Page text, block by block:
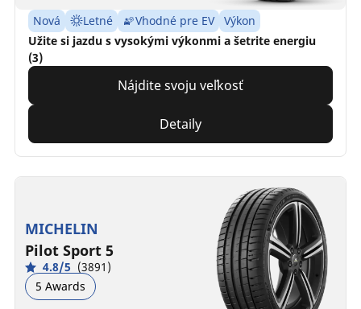
Nová Letné Vhodné pre EV
Výkon
Užite si jazdu s vysokými výkonmi a šetrite energiu
(3)
Nájdite svoju veľkosť
Detaily
MICHELIN
Pilot Sport 5
4.8/5 (3891)
5 Awards